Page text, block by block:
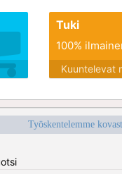
Tuki
100%
Kuuntelevat
Työskentelemme